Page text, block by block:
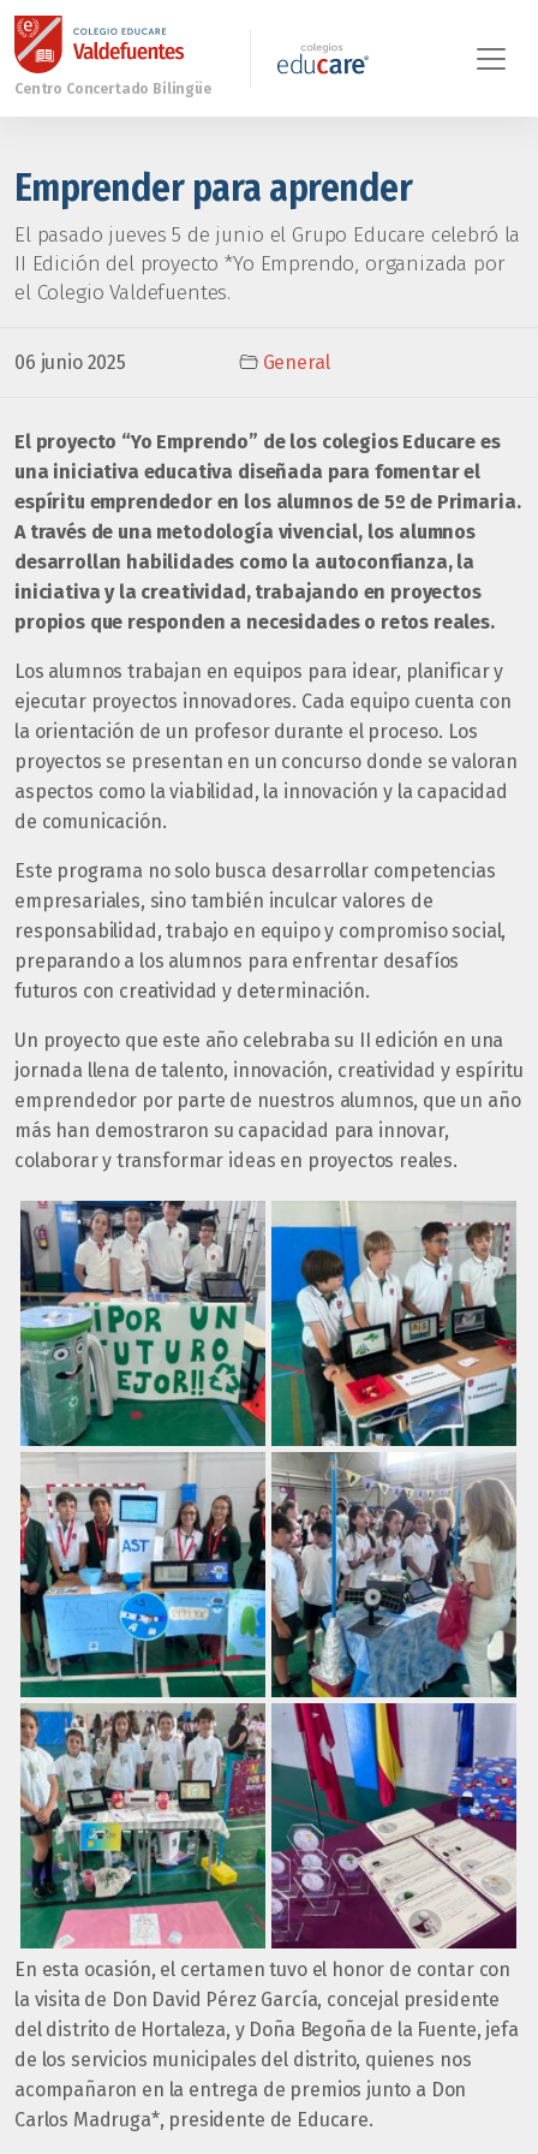
Emprender para aprender
El pasado jueves 5 de junio el Grupo Educare celebró la
II Edición del proyecto *Yo Emprendo, organizada por
el Colegio Valdefuentes.
06 junio 2025 General
El proyecto “Yo Emprendo” de los colegios Educare es
una iniciativa educativa diseñada para fomentar el
espíritu emprendedor en los alumnos de 5º de Primaria.
A través de una metodología vivencial, los alumnos
desarrollan habilidades como la autoconfianza, la
iniciativa y la creatividad, trabajando en proyectos
propios que responden a necesidades o retos reales.
Los alumnos trabajan en equipos para idear, planificar y
ejecutar proyectos innovadores. Cada equipo cuenta con
la orientación de un profesor durante el proceso. Los
proyectos se presentan en un concurso donde se valoran
aspectos como la viabilidad, la innovación y la capacidad
de comunicación.
Este programa no solo busca desarrollar competencias
empresariales, sino también inculcar valores de
responsabilidad, trabajo en equipo y compromiso social,
preparando a los alumnos para enfrentar desafíos
futuros con creatividad y determinación.
Un proyecto que este año celebraba su II edición en una
jornada llena de talento, innovación, creatividad y espíritu
emprendedor por parte de nuestros alumnos, que un año
más han demostraron su capacidad para innovar,
colaborar y transformar ideas en proyectos reales.
En esta ocasión, el certamen tuvo el honor de contar con
la visita de Don David Pérez García, concejal presidente
del distrito de Hortaleza, y Doña Begoña de la Fuente, jefa
de los servicios municipales del distrito, quienes nos
acompañaron en la entrega de premios junto a Don
Carlos Madruga*, presidente de Educare.